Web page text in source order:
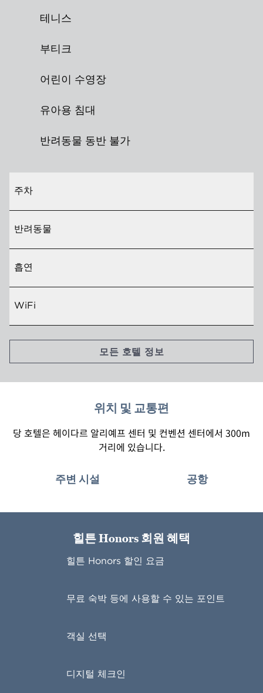
테니스
부티크
어린이 수영장
유아용 침대
반려동물 동반 불가
주차
반려동물
흡연
WiFi
모든 호텔 정보
위치 및 교통편
당 호텔은 헤이다르 알리예프 센터 및 컨벤션 센터에서 300m
거리에 있습니다.
주변 시설 공항
힐튼 Honors 회원 혜택
힐튼 Honors 할인 요금
무료 숙박 등에 사용할 수 있는 포인트
객실 선택
디지털 체크인